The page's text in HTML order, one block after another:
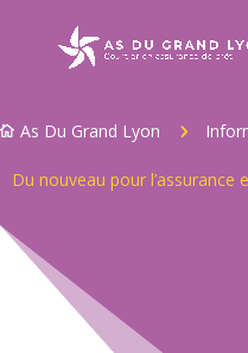
 As Du Grand Lyon 5
Du nouveau pour